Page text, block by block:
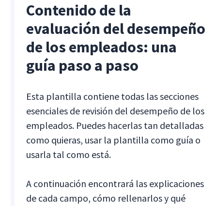
Contenido de la
evaluación del desempeño
de los empleados: una
guía paso a paso
Esta plantilla contiene todas las secciones
esenciales de revisión del desempeño de los
empleados. Puedes hacerlas tan detalladas
como quieras, usar la plantilla como guía o
usarla tal como está.
A continuación encontrará las explicaciones
de cada campo, cómo rellenarlos y qué